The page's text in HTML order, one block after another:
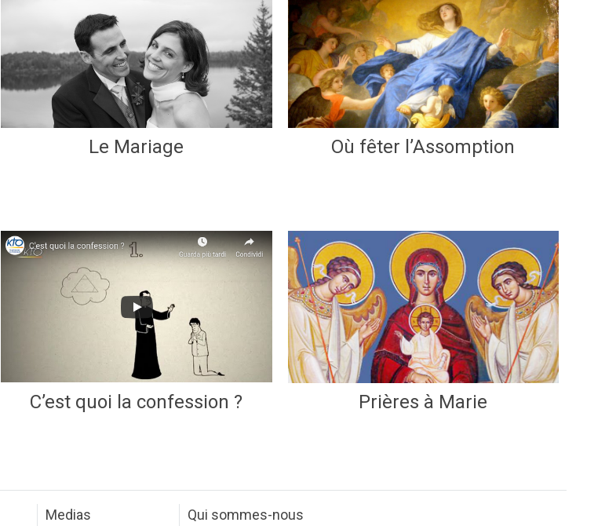
Le Mariage Où fêter l’Assomption
C’est quoi la confession ? Prières à Marie
Medias
Qui sommes-nous